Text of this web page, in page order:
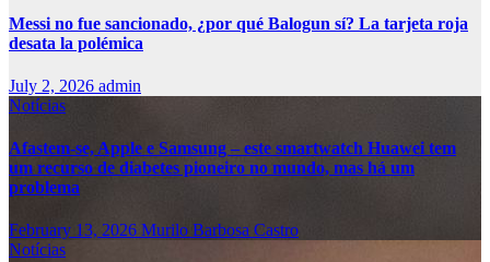
Messi no fue sancionado, ¿por qué Balogun sí? La tarjeta roja
desata la polémica
July 2, 2026 admin
Notícias
Afastem-se, Apple e Samsung – este smartwatch Huawei tem
um recurso de diabetes pioneiro no mundo, mas há um
problema
February 13, 2026 Murilo Barbosa Castro
Notícias